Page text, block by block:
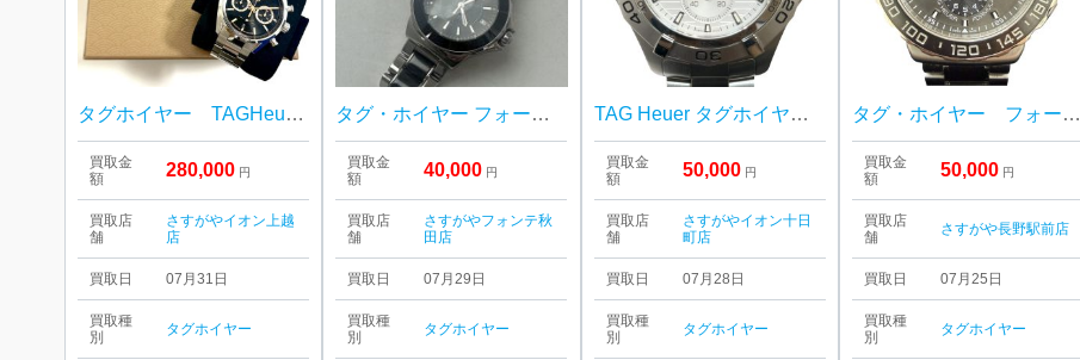
タグホイヤー TAGHeuer カレラキャリバー02 日本限定2022年モデル
買取金
額
280,000 円
買取店
舗
さすがやイオン上越
店
買取日 07月31日
買取種
別
タグホイヤー
タグ・ホイヤー フォーミュラ1
買取金
額
40,000 円
買取店
舗
さすがやフォンテ秋
田店
買取日 07月29日
買取種
別
タグホイヤー
TAG Heuer タグホイヤー アクアレーサー グランドデイト 時計
買取金
額
50,000 円
買取店
舗
さすがやイオン十日
町店
買取日 07月28日
買取種
別
タグホイヤー
タグ・ホイヤー フォーミュラ1 クロノグラフ
買取金
額
50,000 円
買取店
舗
さすがや長野駅前店
買取日 07月25日
買取種
別
タグホイヤー